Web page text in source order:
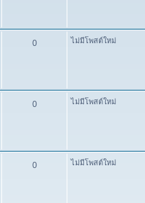
0 ไม่มีโพสต์ใหม่
0 ไม่มีโพสต์ใหม่
0 ไม่มีโพสต์ใหม่